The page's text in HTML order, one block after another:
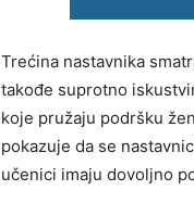
Trećina nastavnika
takođe suprotno
koje pružaju podršku
pokazuje da se
učenici imaju dovoljno